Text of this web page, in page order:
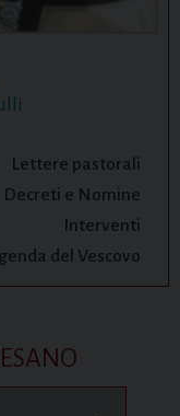
Lettere pastorali
Decreti e Nomine
Interventi
del Vescovo